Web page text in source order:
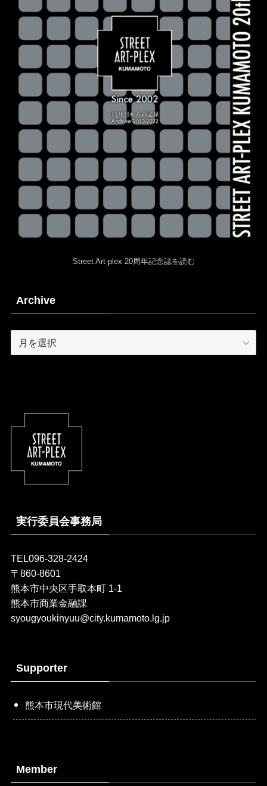
Street Art-plex 20周年記念誌を読む
Archive
Archive
実行委員会事務局
TEL096-328-2424
〒860-8601
熊本市中央区手取本町 1-1
熊本市商業金融課
syougyoukinyuu@city.kumamoto.lg.jp
Supporter
熊本市現代美術館
Member